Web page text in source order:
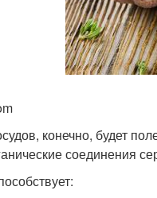
конечно, будет
соединения